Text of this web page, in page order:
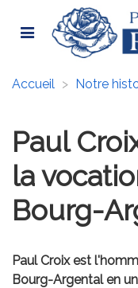
Accueil > Notre
Paul
la
Bourg-
Paul Croix est
Bourg-Argental en